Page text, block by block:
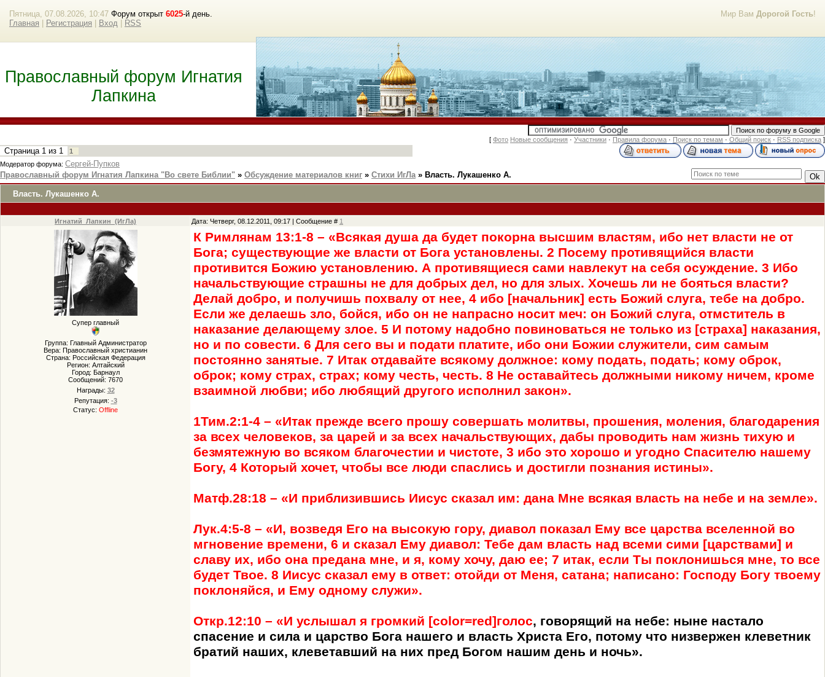
Мир Вам Дорогой Гость!
Пятница, 07.08.2026, 10:47 Форум открыт 6025-й день.
Главная
Регистрация Вход RSS
Православный форум Игнатия
Лапкина
[ Фото Новые сообщения · Участники · Правила форума · Поиск по темам · Общий поиск · RSS подписка ]
Страница 1 из 1
1
Модератор форума: Сергей-Пупков
Православный форум Игнатия Лапкина "Во свете Библии" » Обсуждение материалов книг » Стихи ИгЛа » Власть. Лукашенко А.
Власть. Лукашенко А.
Игнатий_Лапкин_(ИгЛа) Дата: Четверг, 08.12.2011, 09:17 | Сообщение # 1
Супер главный
Группа: Главный Администратор
Вера: Православный христианин
Страна: Российская Федерация
Регион: Алтайский
Город: Барнаул
Сообщений: 7670
Награды: 32
Репутация: -3
Статус: Offline
К Римлянам 13:1-8 – «Всякая душа да будет покорна высшим властям, ибо нет власти не от
Бога; существующие же власти от Бога установлены. 2 Посему противящийся власти
противится Божию установлению. А противящиеся сами навлекут на себя осуждение. 3 Ибо
начальствующие страшны не для добрых дел, но для злых. Хочешь ли не бояться власти?
Делай добро, и получишь похвалу от нее, 4 ибо [начальник] есть Божий слуга, тебе на добро.
Если же делаешь зло, бойся, ибо он не напрасно носит меч: он Божий слуга, отмститель в
наказание делающему злое. 5 И потому надобно повиноваться не только из [страха] наказания,
но и по совести. 6 Для сего вы и подати платите, ибо они Божии служители, сим самым
постоянно занятые. 7 Итак отдавайте всякому должное: кому подать, подать; кому оброк,
оброк; кому страх, страх; кому честь, честь. 8 Не оставайтесь должными никому ничем, кроме
взаимной любви; ибо любящий другого исполнил закон».
1Тим.2:1-4 – «Итак прежде всего прошу совершать молитвы, прошения, моления, благодарения
за всех человеков, за царей и за всех начальствующих, дабы проводить нам жизнь тихую и
безмятежную во всяком благочестии и чистоте, 3 ибо это хорошо и угодно Спасителю нашему
Богу, 4 Который хочет, чтобы все люди спаслись и достигли познания истины».
Матф.28:18 – «И приблизившись Иисус сказал им: дана Мне всякая власть на небе и на земле».
Лук.4:5-8 – «И, возведя Его на высокую гору, диавол показал Ему все царства вселенной во
мгновение времени, 6 и сказал Ему диавол: Тебе дам власть над всеми сими [царствами] и
славу их, ибо она предана мне, и я, кому хочу, даю ее; 7 итак, если Ты поклонишься мне, то все
будет Твое. 8 Иисус сказал ему в ответ: отойди от Меня, сатана; написано: Господу Богу твоему
поклоняйся, и Ему одному служи».
Откр.12:10 – «И услышал я громкий [color=red]голос, говорящий на небе: ныне настало
спасение и сила и царство Бога нашего и власть Христа Его, потому что низвержен клеветник
братий наших, клеветавший на них пред Богом нашим день и ночь».